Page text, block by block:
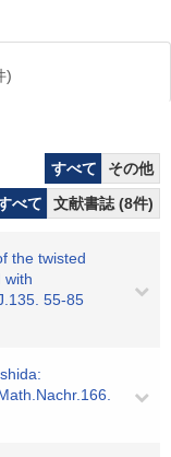
)
すべて
その他
べて
文献書誌 (8件)
the twisted
with
55-85